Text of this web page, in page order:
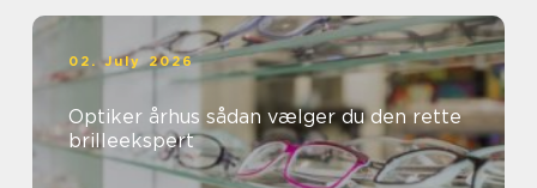
02. July 2026
Optiker århus sådan vælger du den rette
brilleekspert